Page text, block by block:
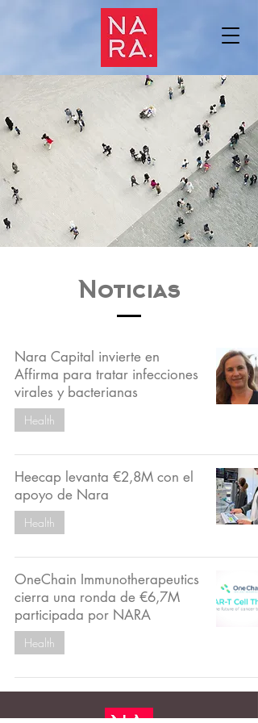
Noticias
Nara Capital invierte en
Affirma para tratar infecciones
virales y bacterianas
Health
Heecap levanta €2,8M con el
apoyo de Nara
Health
OneChain Immunotherapeutics
cierra una ronda de €6,7M
participada por NARA
Health